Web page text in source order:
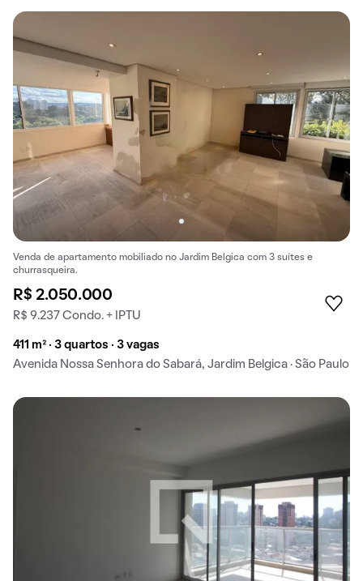
Venda de apartamento mobiliado no Jardim Belgica com 3 suítes e
churrasqueira.
R$ 2.050.000
R$ 9.237 Condo. + IPTU
411 m² · 3 quartos · 3 vagas
Avenida Nossa Senhora do Sabará, Jardim Belgica · São Paulo